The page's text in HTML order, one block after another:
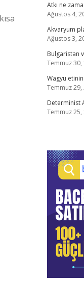
Atkı ne
Ağustos 4,
Akvaryum
Ağustos 3,
Bulgaristan
Temmuz 30,
Wagyu
Temmuz 29,
Determinist
Temmuz 25,